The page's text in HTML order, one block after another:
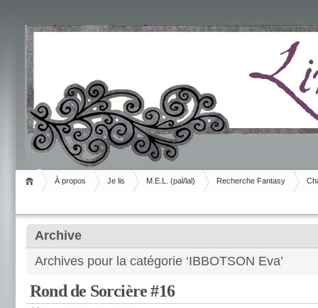
Livrement
À propos Je lis M.E.L. (pal/lal) Recherche Fantasy
Archive
Archives pour la catégorie ‘IBBOTSON Eva’
Rond de Sorcière #16